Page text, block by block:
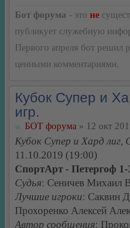
Бот форума - это не
публикует служебную
Первого апреля бот решил
ценными комментариями.
Кубок Супер и
игр.
БОТ форума » 12 окт
Кубок Супер и Хард лиг,
11.10.2019 (19:00)
СпортАрт - Петергоф 1-
Судья: Сеничев Михаил
Лучшие игроки: Саквин
Прохоренко Алексей
Автор сообщения: